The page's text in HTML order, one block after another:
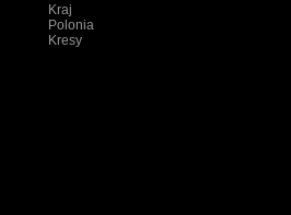
Kraj
Polonia
Kresy